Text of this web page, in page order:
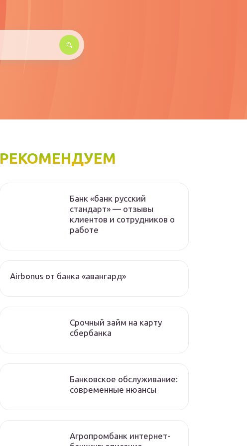
РЕКОМЕНДУЕМ
Банк «банк русский
стандарт» — отзывы
клиентов и сотрудников о
работе
Airbonus от банка «авангард»
Срочный займ на карту
сбербанка
Банковское обслуживание:
современные нюансы
Агропромбанк интернет-